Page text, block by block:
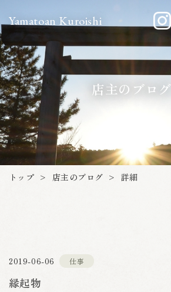
Yamatoan Kuroishi
店主のブログ
トップ > 店主のブログ > 詳細
2019-06-06 仕事
縁起物